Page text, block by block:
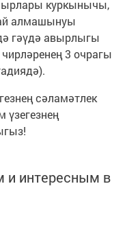
куркынычы,
алмашынуы
гәүдә авырлыгы
3 очрагы
сәламәтлек
үзегезнең
интересным в